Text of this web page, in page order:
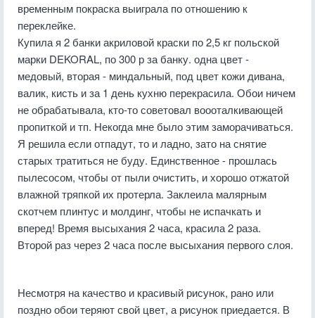
временным покраска выиграла по отношению к
переклейке.
Купила я 2 банки акриловой краски по 2,5 кг польской
марки DEKORAL, по 300 р за банку. одна цвет -
медовый, вторая - миндальный, под цвет кожи дивана,
валик, кисть и за 1 день кухню перекрасила. Обои ничем
не обрабатывала, кто-то советовал воооталкивающей
пропиткой и тп. Некогда мне было этим заморачиваться.
Я решила если отпадут, то и ладно, зато на снятие
старых тратиться не буду. Единственное - прошлась
пылесосом, чтобы от пыли очистить, и хорошо отжатой
влажной тряпкой их протерла. Заклеила малярным
скотчем плинтус и молдинг, чтобы не испачкать и
вперед! Время высыхания 2 часа, красила 2 раза.
Второй раз через 2 часа после высыхания первого слоя.
Несмотря на качество и красивый рисунок, рано или
поздно обои теряют свой цвет, а рисунок приедается. В